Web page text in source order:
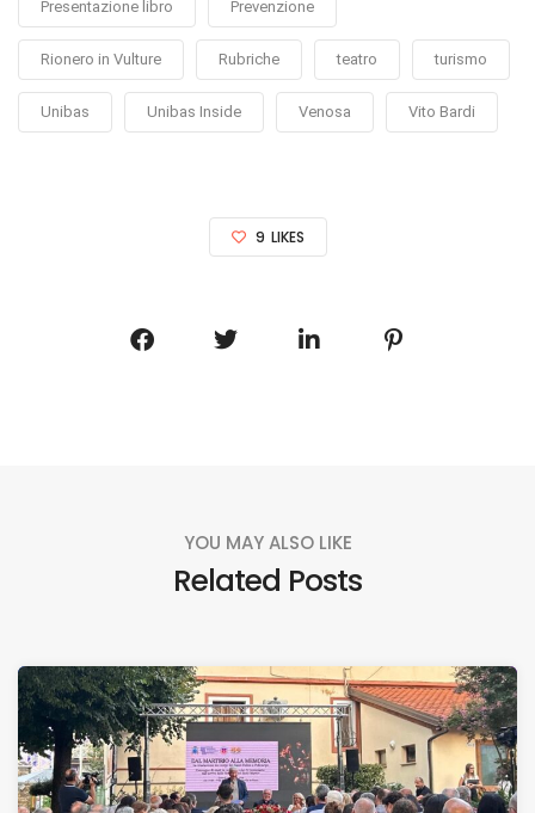
Presentazione libro Prevenzione
Rionero in Vulture Rubriche teatro turismo
Unibas Unibas Inside Venosa Vito Bardi
9 LIKES
YOU MAY ALSO LIKE
Related Posts